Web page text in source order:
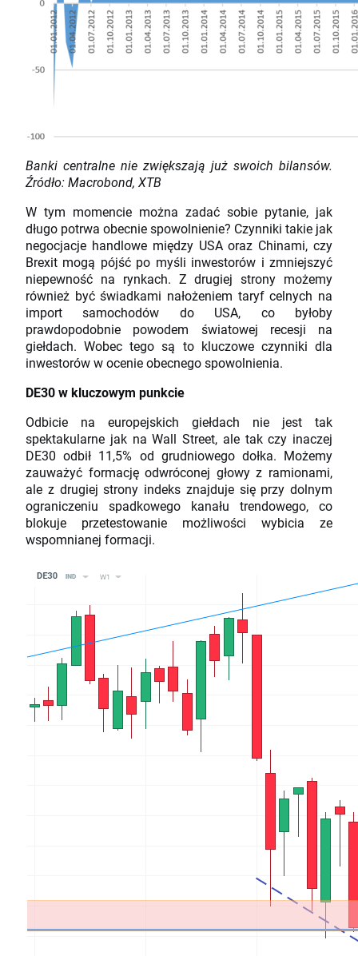
Banki centralne nie zwiększają już swoich bilansów.
Źródło: Macrobond, XTB
W tym momencie można zadać sobie pytanie, jak
długo potrwa obecnie spowolnienie? Czynniki takie jak
negocjacje handlowe między USA oraz Chinami, czy
Brexit mogą pójść po myśli inwestorów i zmniejszyć
niepewność na rynkach. Z drugiej strony możemy
również być świadkami nałożeniem taryf celnych na
import samochodów do USA, co byłoby
prawdopodobnie powodem światowej recesji na
giełdach. Wobec tego są to kluczowe czynniki dla
inwestorów w ocenie obecnego spowolnienia.
DE30 w kluczowym punkcie
Odbicie na europejskich giełdach nie jest tak
spektakularne jak na Wall Street, ale tak czy inaczej
DE30 odbił 11,5% od grudniowego dołka. Możemy
zauważyć formację odwróconej głowy z ramionami,
ale z drugiej strony indeks znajduje się przy dolnym
ograniczeniu spadkowego kanału trendowego, co
blokuje przetestowanie możliwości wybicia ze
wspomnianej formacji.